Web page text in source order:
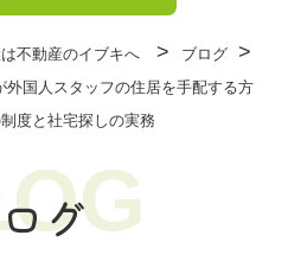
不動産のイブキへ > ブログ >
国人スタッフの住居を手配する方
度と社宅探しの実務
グ